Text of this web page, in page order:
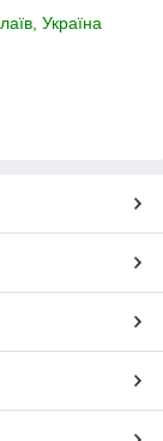
Україна